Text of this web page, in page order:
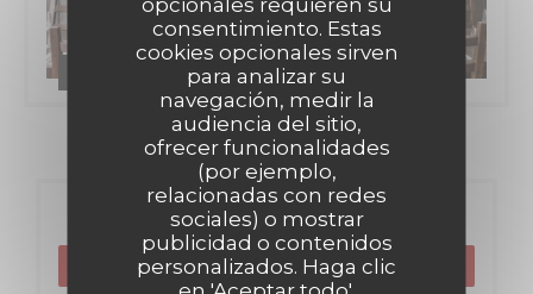
consentimiento. Estas
cookies opcionales sirven
para analizar su
navegación, medir la
audiencia del sitio,
ofrecer funcionalidades
(por ejemplo,
relacionadas con redes
sociales) o mostrar
publicidad o contenidos
personalizados. Haga clic
en 'Aceptar todo',
Reserva
RESERVAR UNA MESA